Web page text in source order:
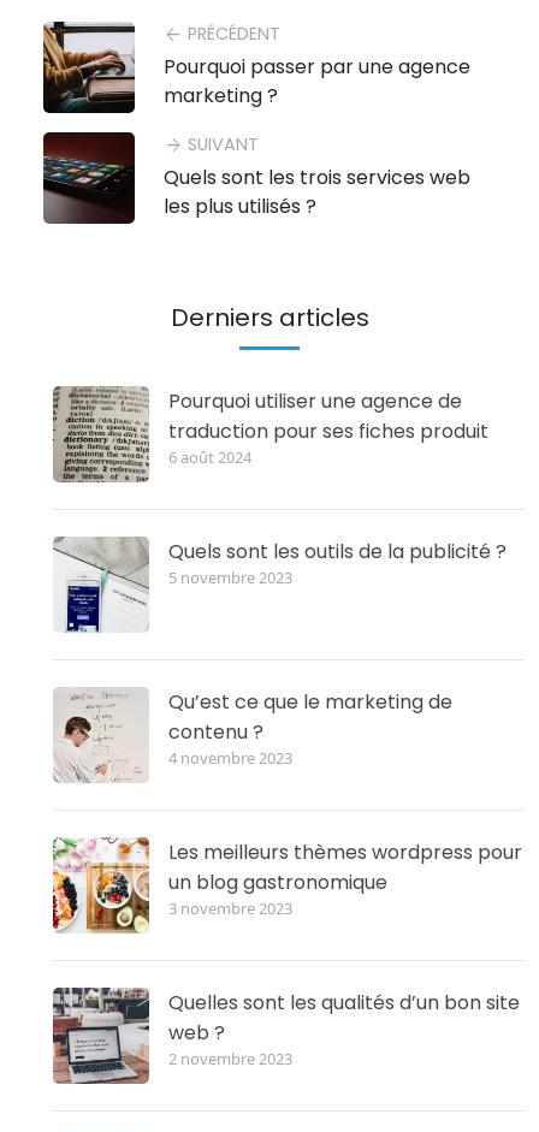
arrow_back PRÉCÉDENT
Pourquoi passer par une agence
marketing ?
arrow_forward SUIVANT
Quels sont les trois services web
les plus utilisés ?
Derniers articles
Pourquoi utiliser une agence de
traduction pour ses fiches produit
6 août 2024
Quels sont les outils de la publicité ?
5 novembre 2023
Qu’est ce que le marketing de
contenu ?
4 novembre 2023
Les meilleurs thèmes wordpress pour
un blog gastronomique
3 novembre 2023
Quelles sont les qualités d’un bon site
web ?
2 novembre 2023